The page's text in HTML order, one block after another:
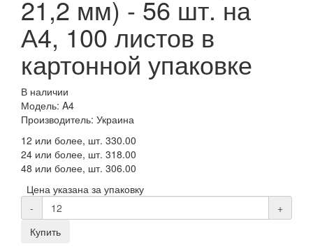
21,2 мм) - 56 шт. на
А4, 100 листов в
картонной упаковке
В наличии
Модель: A4
Производитель: Украина
12 или более, шт. 330.00
24 или более, шт. 318.00
48 или более, шт. 306.00
Цена указана за упаковку
-
+
Купить